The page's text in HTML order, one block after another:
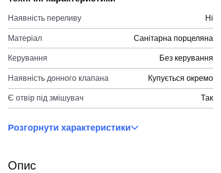
Наявність переливу Ні
Матеріал Санітарна порцеляна
Керування Без керування
Наявність донного клапана Купується окремо
Є отвір під змішувач Так
Розгорнути характеристики
Опис